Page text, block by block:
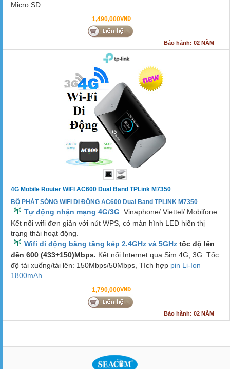
Micro SD
1,490,000VND
Bảo hành: 02 NĂM
4G Mobile Router WIFI AC600 Dual Band TPLink M7350
BỘ PHÁT SÓNG WIFI DI ĐỘNG AC600 Dual Band TPLINK M7350
Tự động nhận mạng 4G/3G: Vinaphone/ Viettel/ Mobifone.
Kết nối wifi đơn giản với nút WPS, có màn hình LED hiển thị
trạng thái hoạt động.
Wifi di động băng tầng kép 2.4GHz và 5GHz tốc độ lên
đến 600 (433+150)Mbps. Kết nối Internet qua Sim 4G, 3G: Tốc
độ tải xuống/tải lên: 150Mbps/50Mbps, Tích hợp pin Li-Ion
1800mAh.
1,790,000VND
Bảo hành: 02 NĂM